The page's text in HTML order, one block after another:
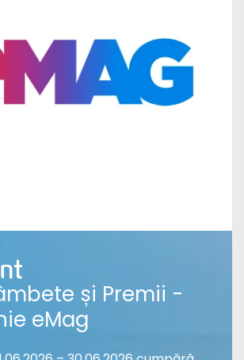
și Premii -
eMag